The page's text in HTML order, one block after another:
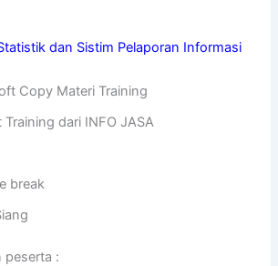
dan Sistim Pelaporan Informasi
Copy Materi Training
Training dari INFO JASA
break
peserta :